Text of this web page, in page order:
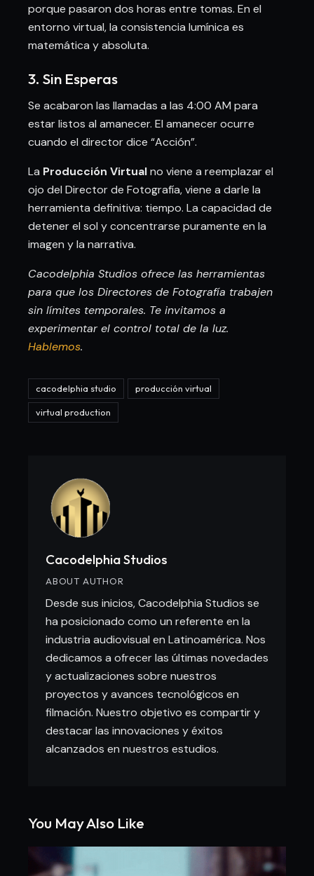
porque pasaron dos horas entre tomas. En el
entorno virtual, la consistencia lumínica es
matemática y absoluta.
3. Sin Esperas
Se acabaron las llamadas a las 4:00 AM para
estar listos al amanecer. El amanecer ocurre
cuando el director dice “Acción”.
La Producción Virtualno viene a reemplazar el
ojo del Director de Fotografía, viene a darle la
herramienta definitiva: tiempo. La capacidad de
detener el sol y concentrarse puramente en la
imagen y la narrativa.
Cacodelphia Studios ofrece las herramientas
para que los Directores de Fotografía trabajen
sin límites temporales. Te invitamos a
experimentar el control total de la luz.
Hablemos.
cacodelphia studio producción virtual
virtual production
Cacodelphia Studios
ABOUT AUTHOR
Desde sus inicios, Cacodelphia Studios se
ha posicionado como un referente en la
industria audiovisual en Latinoamérica. Nos
dedicamos a ofrecer las últimas novedades
y actualizaciones sobre nuestros
proyectos y avances tecnológicos en
filmación. Nuestro objetivo es compartir y
destacar las innovaciones y éxitos
alcanzados en nuestros estudios.
You May Also Like